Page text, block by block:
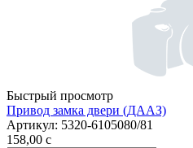
Быстрый просмотр
Привод замка двери (ДААЗ)
Артикул: 5320-6105080/81
158,00 c